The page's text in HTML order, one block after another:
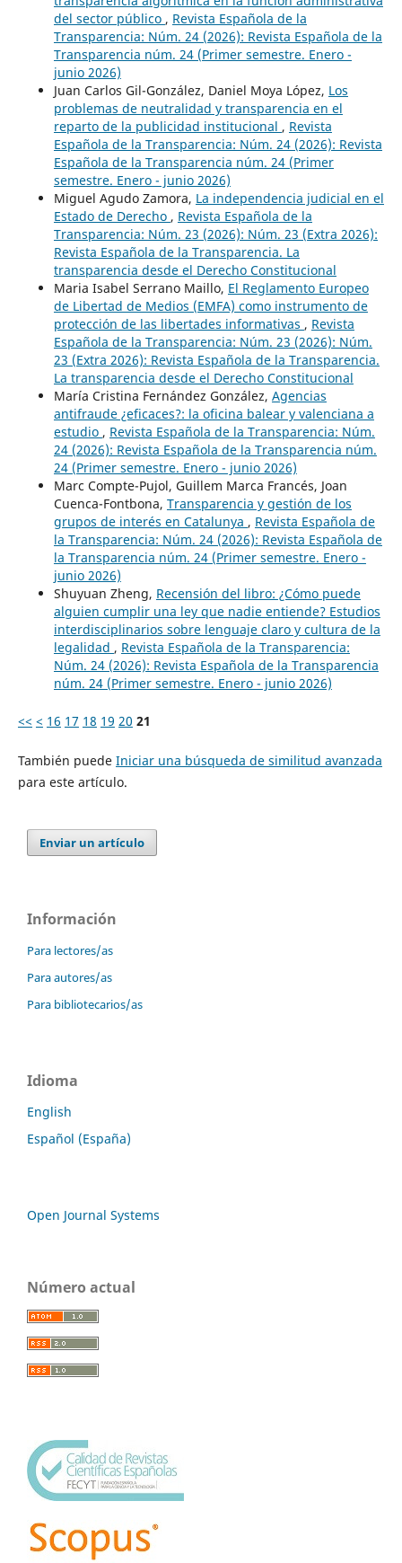
del sector público , Revista Española de la
Transparencia: Núm. 24 (2026): Revista Española de la
Transparencia núm. 24 (Primer semestre. Enero -
junio 2026)
Juan Carlos Gil-González, Daniel Moya López, Los
problemas de neutralidad y transparencia en el
reparto de la publicidad institucional , Revista
Española de la Transparencia: Núm. 24 (2026): Revista
Española de la Transparencia núm. 24 (Primer
semestre. Enero - junio 2026)
Miguel Agudo Zamora, La independencia judicial en el
Estado de Derecho , Revista Española de la
Transparencia: Núm. 23 (2026): Núm. 23 (Extra 2026):
Revista Española de la Transparencia. La
transparencia desde el Derecho Constitucional
Maria Isabel Serrano Maillo, El Reglamento Europeo
de Libertad de Medios (EMFA) como instrumento de
protección de las libertades informativas , Revista
Española de la Transparencia: Núm. 23 (2026): Núm.
23 (Extra 2026): Revista Española de la Transparencia.
La transparencia desde el Derecho Constitucional
María Cristina Fernández González, Agencias
antifraude ¿eficaces?: la oficina balear y valenciana a
estudio , Revista Española de la Transparencia: Núm.
24 (2026): Revista Española de la Transparencia núm.
24 (Primer semestre. Enero - junio 2026)
Marc Compte-Pujol, Guillem Marca Francés, Joan
Cuenca-Fontbona, Transparencia y gestión de los
grupos de interés en Catalunya , Revista Española de
la Transparencia: Núm. 24 (2026): Revista Española de
la Transparencia núm. 24 (Primer semestre. Enero -
junio 2026)
Shuyuan Zheng, Recensión del libro: ¿Cómo puede
alguien cumplir una ley que nadie entiende? Estudios
interdisciplinarios sobre lenguaje claro y cultura de la
legalidad , Revista Española de la Transparencia:
Núm. 24 (2026): Revista Española de la Transparencia
núm. 24 (Primer semestre. Enero - junio 2026)
<< < 16 17 18 19 20 21
También puede Iniciar una búsqueda de similitud avanzada
para este artículo.
Enviar un artículo
Información
Para lectores/as
Para autores/as
Para bibliotecarios/as
Idioma
English
Español (España)
Open Journal Systems
Número actual